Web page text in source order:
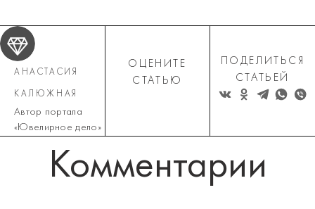
АНАСТАСИЯ
КАЛЮЖНАЯ
Автор портала
«Ювелирное дело»
ОЦЕНИТЕ
СТАТЬЮ
ПОДЕЛИТЬСЯ
СТАТЬЕЙ
Комментарии